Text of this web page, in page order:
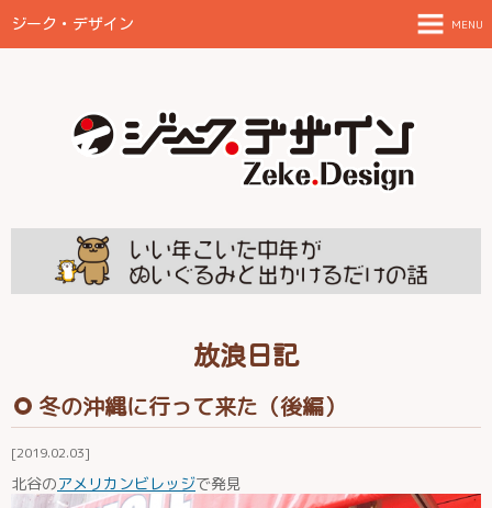
ジーク・デザイン MENU
ご案内とお願い
放浪日記
伊都の結
放浪日記
2019.02.03
冬の沖縄に行って来た（後編）
北谷のアメリカンビレッジで発見